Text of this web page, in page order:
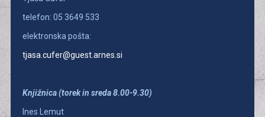
telefon: 05 3649 533
elektronska pošta:
tjasa.cufer@guest.arnes.si
Knjižnica (torek in sreda 8.00-9.30)
Ines Lemut